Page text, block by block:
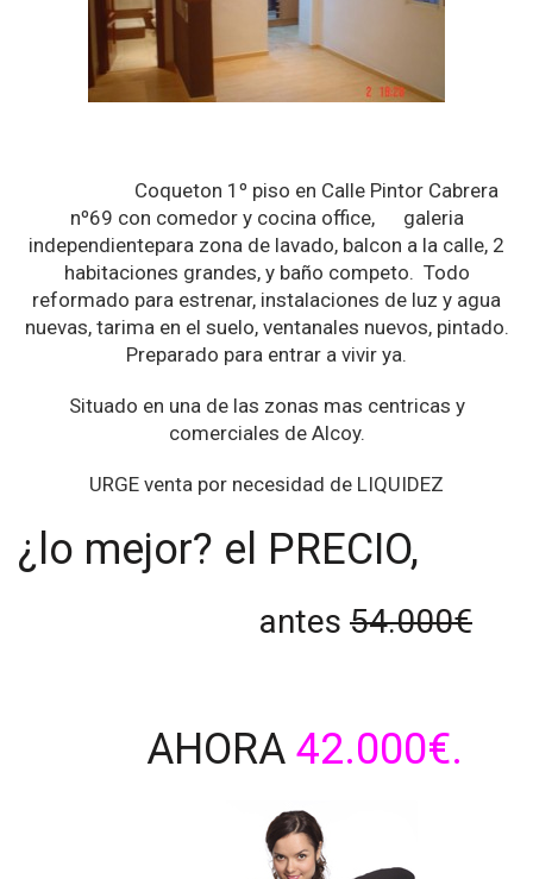
Coqueton 1º piso en Calle Pintor Cabrera
nº69 con comedor y cocina office, galeria
independientepara zona de lavado, balcon a la calle, 2
habitaciones grandes, y baño competo. Todo
reformado para estrenar, instalaciones de luz y agua
nuevas, tarima en el suelo, ventanales nuevos, pintado.
Preparado para entrar a vivir ya.
Situado en una de las zonas mas centricas y
comerciales de Alcoy.
URGE venta por necesidad de LIQUIDEZ
¿lo mejor? el PRECIO,
antes 54.000€
AHORA 42.000€.